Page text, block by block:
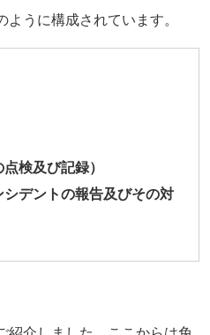
うに構成されています。
検及び記録）
デントの報告及びその対